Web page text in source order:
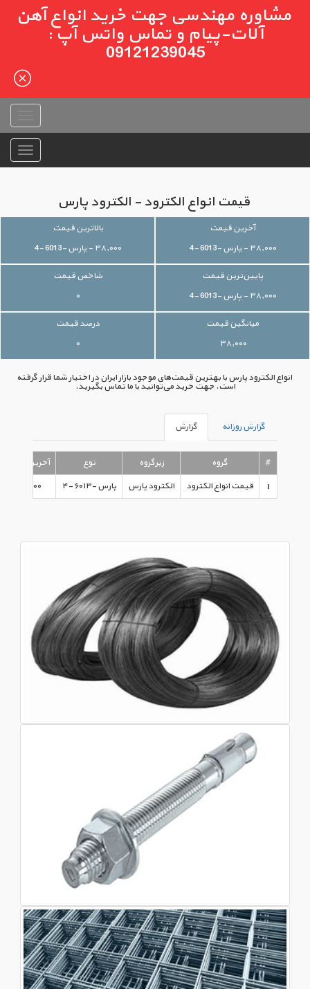
مشاوره مهندسی جهت خرید انواع آهن
آلات-پیام و تماس واتس آپ :
09121239045
قیمت انواع الکترود - الکترود پارس
آخرین قیمت
۳۸,۰۰۰ - پارس -6013 -4
بالاترین قیمت
۳۸,۰۰۰ - پارس -6013 -4
پایین‌ترین قیمت
۳۸,۰۰۰ - پارس -6013 -4
شاخص قیمت
۰
میانگین قیمت
۳۸,۰۰۰
درصد قیمت
۰
انواع الکترود پارس با بهترین قیمت‌های موجود بازار ایران در اختیار شما قرار گرفته
است. جهت خرید می‌توانید با ما تماس بگیرید.
گزارش روزانه گزارش
# گروه زیرگروه نوع
آخرین قیمت
1
قیمت انواع الکترود الکترود پارس پارس -۶۰۱۳ -۴ ۳۸,۰۰۰